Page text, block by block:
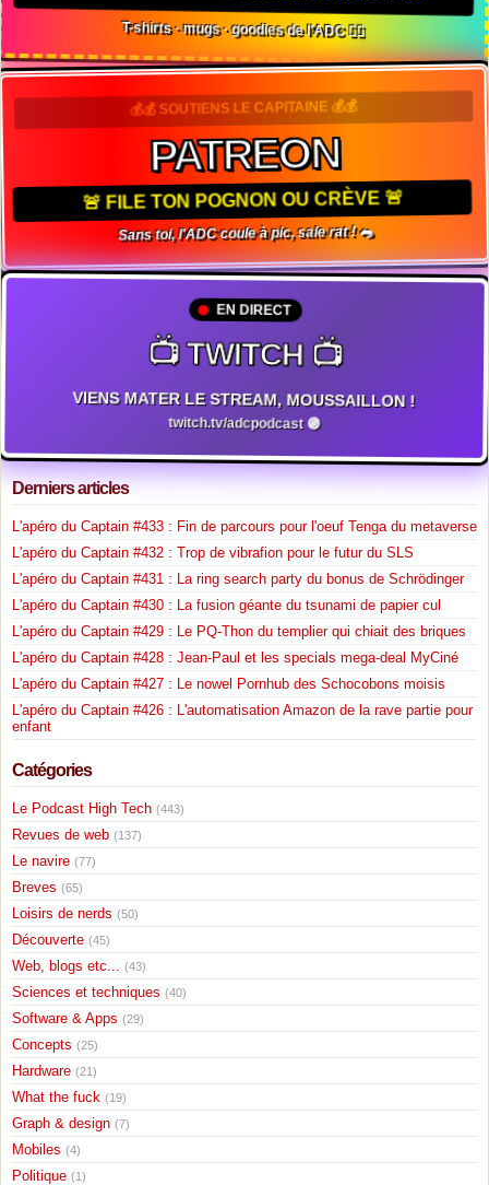
T-shirts · mugs · goodies de l'ADC 🏴‍☠️
💰💰 SOUTIENS LE CAPITAINE 💰💰
PATREON
🚨 FILE TON POGNON OU CRÈVE 🚨
Sans toi, l'ADC coule à pic, sale rat ! 🐀
EN DIRECT
📺 TWITCH 📺
VIENS MATER LE STREAM, MOUSSAILLON !
twitch.tv/adcpodcast 🟣
Derniers articles
L'apéro du Captain #433 : Fin de parcours pour l'oeuf Tenga du metaverse
L'apéro du Captain #432 : Trop de vibrafion pour le futur du SLS
L'apéro du Captain #431 : La ring search party du bonus de Schrödinger
L'apéro du Captain #430 : La fusion géante du tsunami de papier cul
L'apéro du Captain #429 : Le PQ-Thon du templier qui chiait des briques
L'apéro du Captain #428 : Jean-Paul et les specials mega-deal MyCiné
L'apéro du Captain #427 : Le nowel Pornhub des Schocobons moisis
L'apéro du Captain #426 : L'automatisation Amazon de la rave partie pour
enfant
Catégories
Le Podcast High Tech (443)
Revues de web (137)
Le navire (77)
Breves (65)
Loisirs de nerds (50)
Découverte (45)
Web, blogs etc... (43)
Sciences et techniques (40)
Software & Apps (29)
Concepts (25)
Hardware (21)
What the fuck (19)
Graph & design (7)
Mobiles (4)
Politique (1)